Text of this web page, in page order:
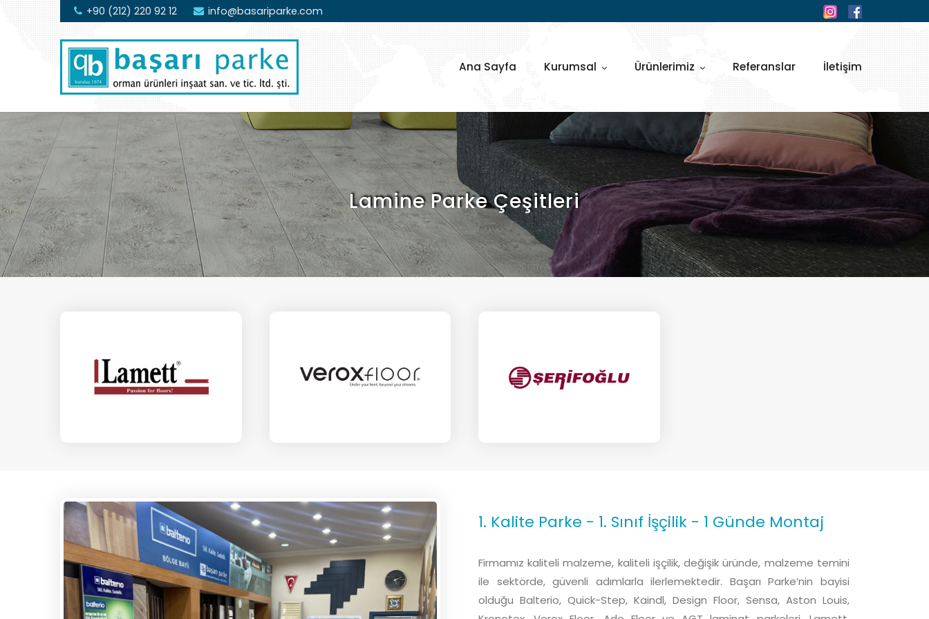
+90 (212) 220 92 12 info@basariparke.com
Ana Sayfa Kurumsal Ürünlerimiz Referanslar İletişim
Lamine Parke Çeşitleri
1. Kalite Parke - 1. Sınıf İşçilik - 1 Günde Montaj
Firmamız kaliteli malzeme, kaliteli işçilik, değişik üründe, malzeme temini
ile sektörde, güvenli adımlarla ilerlemektedir. Başarı Parke’nin bayisi
olduğu Balterio, Quick-Step, Kaindl, Design Floor, Sensa, Aston Louis,